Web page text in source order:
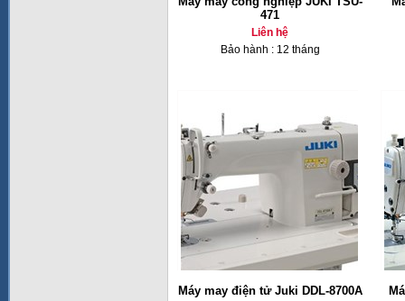
471
Liên hệ
Bảo hành : 12 tháng
Máy may điện tử Juki DDL-8700A